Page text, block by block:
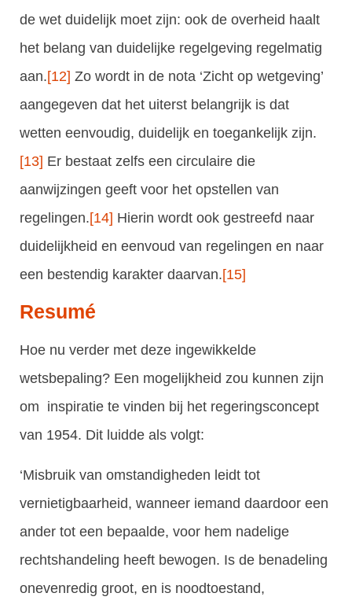
de wet duidelijk moet zijn: ook de overheid haalt
het belang van duidelijke regelgeving regelmatig
aan.[12] Zo wordt in de nota ‘Zicht op wetgeving’
aangegeven dat het uiterst belangrijk is dat
wetten eenvoudig, duidelijk en toegankelijk zijn.
[13] Er bestaat zelfs een circulaire die
aanwijzingen geeft voor het opstellen van
regelingen.[14] Hierin wordt ook gestreefd naar
duidelijkheid en eenvoud van regelingen en naar
een bestendig karakter daarvan.[15]
Resumé
Hoe nu verder met deze ingewikkelde
wetsbepaling? Een mogelijkheid zou kunnen zijn
om inspiratie te vinden bij het regeringsconcept
van 1954. Dit luidde als volgt:
‘Misbruik van omstandigheden leidt tot
vernietigbaarheid, wanneer iemand daardoor een
ander tot een bepaalde, voor hem nadelige
rechtshandeling heeft bewogen. Is de benadeling
onevenredig groot, en is noodtoestand,